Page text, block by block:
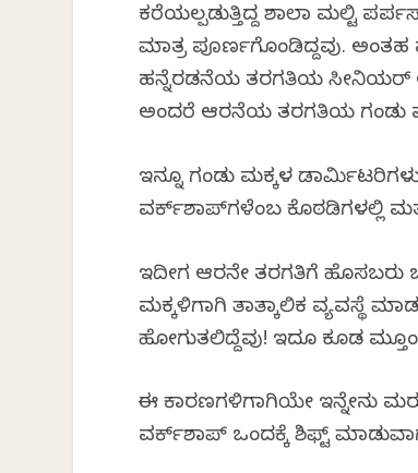
ಕರೆಯಲ್ಪಡುತ್ತಿದ್ದ ಶಾಲಾ ಮಲ್ಟಿ
ಮಾತ್ರ ಪೂರ್ಣಗೊಂಡಿದ್ದವು.
ಹನ್ನೆರಡನೆಯ ತರಗತಿಯ ಸೀನಿಯರ್
ಅಂದರೆ ಆರನೆಯ ತರಗತಿಯ ಗಂಡು
ಇನ್ನೂ ಗಂಡು ಮಕ್ಕಳ
ವರ್ಕ್‌ಶಾಪ್‌ಗಳೆಂಬ ಕೊಠಡಿಗಳಲ್ಲಿ
ಇದೀಗ ಆರನೇ ತರಗತಿಗೆ ಹೊಸಬರು
ಮಕ್ಕಳಿಗಾಗಿ ತಾತ್ಕಾಲಿಕ ವ್ಯವಸ್ಥೆ
ಹೋಗುತಲಿದ್ದೆವು! ಇದೂ ಕೂಡ
ಈ ಕಾರಣಗಳಿಗಾಗಿಯೇ ಇನ್ನೇನು
ವರ್ಕ್‌ಶಾಪ್ ಒಂದಕ್ಕೆ ಶಿಫ್ಟ್